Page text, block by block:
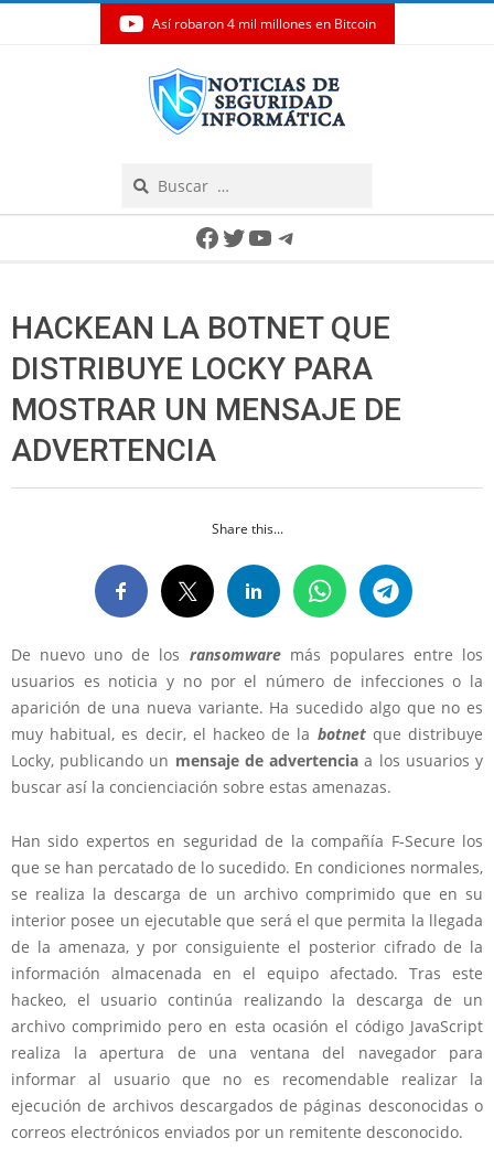
Así robaron 4 mil millones en Bitcoin
Facebook
Twitter
YouTube
Telegram
HACKEAN LA BOTNET QUE
DISTRIBUYE LOCKY PARA
MOSTRAR UN MENSAJE DE
ADVERTENCIA
Share this...
De nuevo uno de los ransomware más populares entre los
usuarios es noticia y no por el número de infecciones o la
aparición de una nueva variante. Ha sucedido algo que no es
muy habitual, es decir, el hackeo de la botnet que distribuye
Locky, publicando un mensaje de advertencia a los usuarios y
buscar así la concienciación sobre estas amenazas.
Han sido expertos en seguridad de la compañía F-Secure los
que se han percatado de lo sucedido. En condiciones normales,
se realiza la descarga de un archivo comprimido que en su
interior posee un ejecutable que será el que permita la llegada
de la amenaza, y por consiguiente el posterior cifrado de la
información almacenada en el equipo afectado. Tras este
hackeo, el usuario continúa realizando la descarga de un
archivo comprimido pero en esta ocasión el código JavaScript
realiza la apertura de una ventana del navegador para
informar al usuario que no es recomendable realizar la
ejecución de archivos descargados de páginas desconocidas o
correos electrónicos enviados por un remitente desconocido.